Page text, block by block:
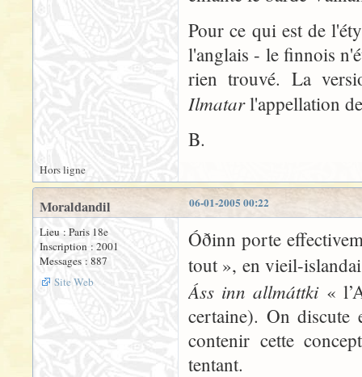
Pour ce qui est de
l'anglais - le finnois
rien trouvé. La
Ilmatarl'appellation
B.
Hors ligne
06-01-2005 00:22
Moraldandil
Lieu : Paris 18e
Inscription : 2001
Messages : 887
Site Web
Óðinn porte
tout », en vieil-
Áss inn allmáttki«
certaine). On discute
contenir cette
tentant.